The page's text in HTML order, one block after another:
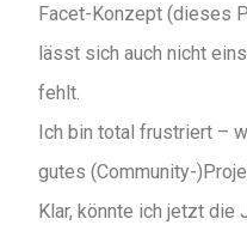
Facet-Konzept (dieses
lässt sich auch nicht
fehlt.
Ich bin total frustriert –
gutes (Community-
Klar, könnte ich jetzt die